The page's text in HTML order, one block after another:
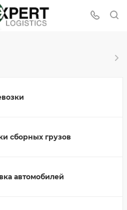
сборных грузов
автомобилей